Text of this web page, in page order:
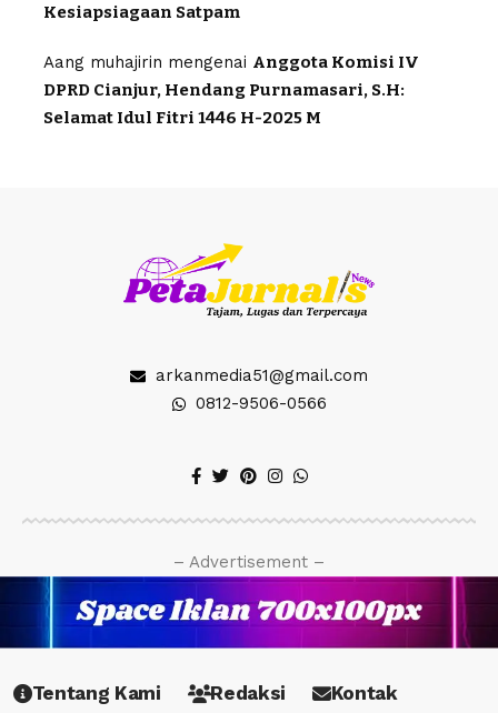
Kesiapsiagaan Satpam
Aang muhajirin mengenai Anggota Komisi IV
DPRD Cianjur, Hendang Purnamasari, S.H:
Selamat Idul Fitri 1446 H-2025 M
arkanmedia51@gmail.com
0812-9506-0566
– Advertisement –
Tentang Kami Redaksi Kontak